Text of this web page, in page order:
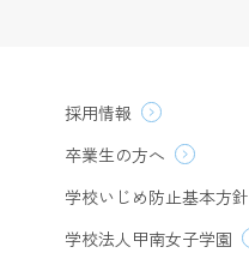
採用情報
卒業生の方へ
学校いじめ防止基本方針
学校法人甲南女子学園